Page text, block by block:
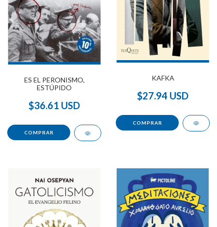
ES EL PERONISMO,
ESTÚPIDO
$36.61 USD
KAFKA
$27.94 USD